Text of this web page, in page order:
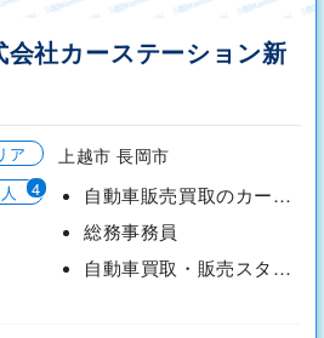
会社カーステーション新
ア 上越市 長岡市
4
自動車販売買取のカーセブン 事務・電話応対スタッフ
総務事務員
自動車買取・販売スタッフ【カーセブン上越店】